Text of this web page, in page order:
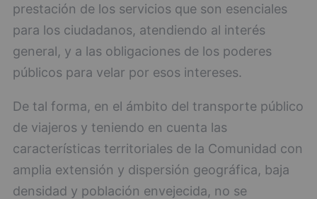
prestación de los servicios que son esenciales
para los ciudadanos, atendiendo al interés
general, y a las obligaciones de los poderes
públicos para velar por esos intereses.
De tal forma, en el ámbito del transporte público
de viajeros y teniendo en cuenta las
características territoriales de la Comunidad con
amplia extensión y dispersión geográfica, baja
densidad y población envejecida, no se